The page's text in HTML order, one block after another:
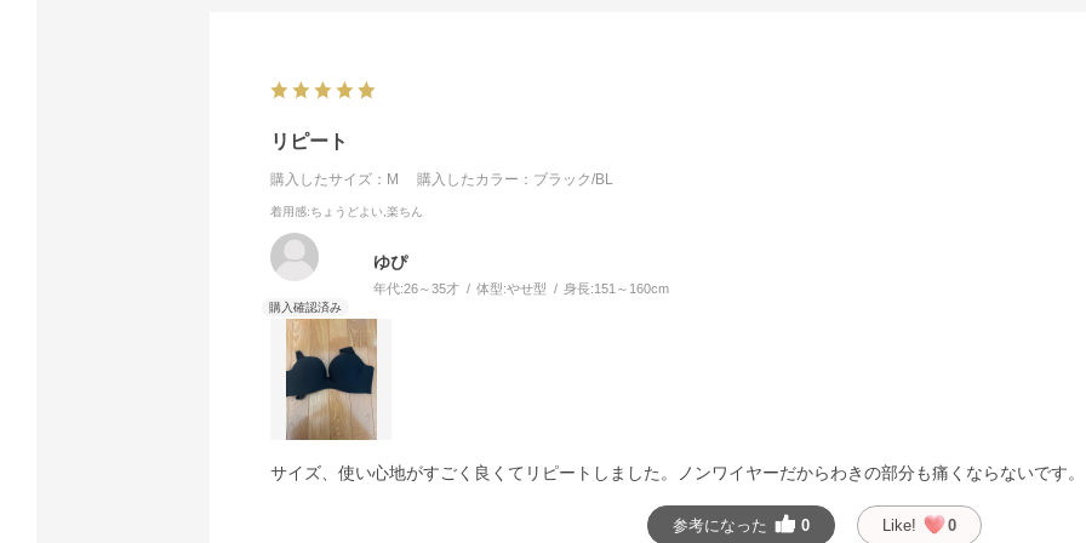
リピート
購入したサイズ：M 購入したカラー：ブラック/BL
着用感:ちょうどよい,楽ちん
ゆぴ
年代:26～35才 体型:やせ型 身長:151～160cm
サイズ、使い心地がすごく良くてリピートしました。ノンワイヤーだからわきの部分も痛くならないです。
参考になった 0 Like! 0